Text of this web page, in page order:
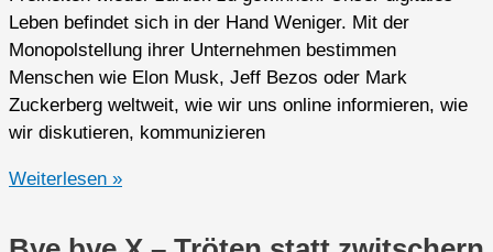
Leben befindet sich in der Hand Weniger. Mit der
Monopolstellung ihrer Unternehmen bestimmen
Menschen wie Elon Musk, Jeff Bezos oder Mark
Zuckerberg weltweit, wie wir uns online informieren, wie
wir diskutieren, kommunizieren
Zweiter
Weiterlesen »